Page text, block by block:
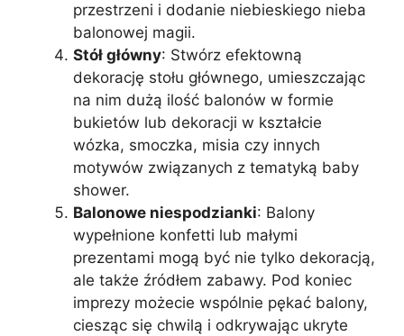
przestrzeni i dodanie niebieskiego nieba
balonowej magii.
Stół główny: Stwórz efektowną
dekorację stołu głównego, umieszczając
na nim dużą ilość balonów w formie
bukietów lub dekoracji w kształcie
wózka, smoczka, misia czy innych
motywów związanych z tematyką baby
shower.
Balonowe niespodzianki: Balony
wypełnione konfetti lub małymi
prezentami mogą być nie tylko dekoracją,
ale także źródłem zabawy. Pod koniec
imprezy możecie wspólnie pękać balony,
ciesząc się chwilą i odkrywając ukryte